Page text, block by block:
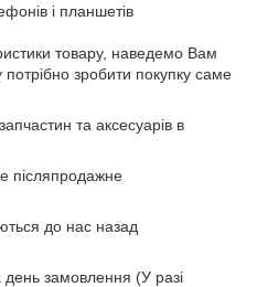
і планшетів
товару, наведемо Вам
потрібно зробити покупку саме
та аксесуарів в
післяпродажне
до нас назад
замовлення (У разі